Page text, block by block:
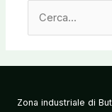
Cerca:
Zona industriale di